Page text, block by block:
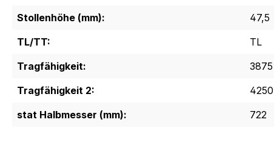
Stollenhöhe (mm):
47,5
TL/TT:
TL
Tragfähigkeit:
Tragfähigkeit 2:
stat Halbmesser (mm):
722